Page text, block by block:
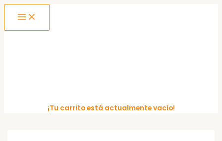
Ir
MENU
¡Tu carrito está actualmente vacío!